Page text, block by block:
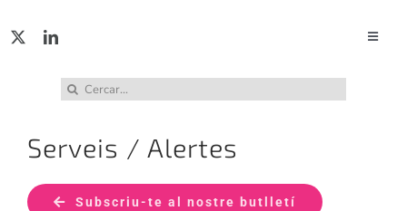
to
Toggle
Cerca
Serveis / Alertes
Subscriu-te al nostre butlletí